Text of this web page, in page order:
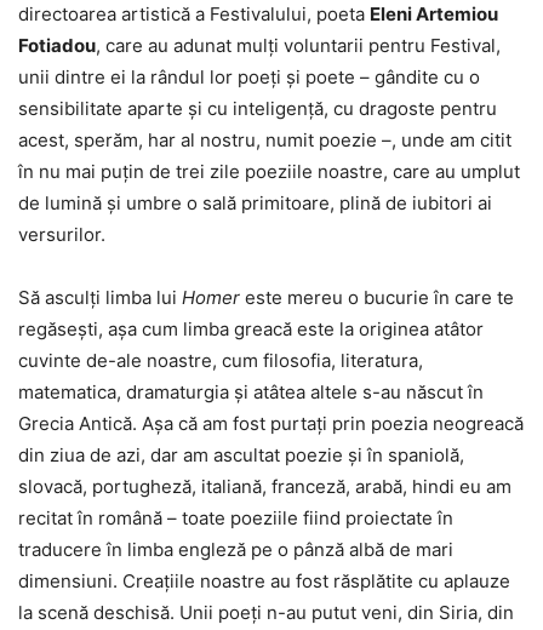
directoarea artistică a Festivalului, poeta Eleni Artemiou
Fotiadou, care au adunat mulți voluntarii pentru Festival,
unii dintre ei la rândul lor poeți și poete – gândite cu o
sensibilitate aparte și cu inteligență, cu dragoste pentru
acest, sperăm, har al nostru, numit poezie –, unde am citit
în nu mai puțin de trei zile poeziile noastre, care au umplut
de lumină și umbre o sală primitoare, plină de iubitori ai
versurilor.
Să asculți limba lui Homer este mereu o bucurie în care te
regăsești, așa cum limba greacă este la originea atâtor
cuvinte de-ale noastre, cum filosofia, literatura,
matematica, dramaturgia și atâtea altele s-au născut în
Grecia Antică. Așa că am fost purtați prin poezia neogreacă
din ziua de azi, dar am ascultat poezie și în spaniolă,
slovacă, portugheză, italiană, franceză, arabă, hindi eu am
recitat în română – toate poeziile fiind proiectate în
traducere în limba engleză pe o pânză albă de mari
dimensiuni. Creațiile noastre au fost răsplătite cu aplauze
la scenă deschisă. Unii poeți n-au putut veni, din Siria, din